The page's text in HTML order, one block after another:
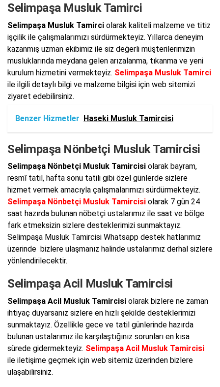
Selimpaşa Musluk Tamirci
Selimpaşa Musluk Tamirci olarak kaliteli malzeme ve titiz
işçilik ile çalışmalarımızı sürdürmekteyiz. Yıllarca deneyim
kazanmış uzman ekibimiz ile siz değerli müşterilerimizin
musluklarında meydana gelen arızalanma, tıkanma ve yeni
kurulum hizmetini vermekteyiz. Selimpaşa Musluk Tamirci
ile ilgili detaylı bilgi ve malzeme bilgisi için web sitemizi
ziyaret edebilirsiniz.
Benzer Hizmetler Haseki Musluk Tamircisi
Selimpaşa Nönbetçi Musluk Tamircisi
Selimpaşa Nönbetçi Musluk Tamircisi olarak bayram,
resmî tatil, hafta sonu tatili gibi özel günlerde sizlere
hizmet vermek amacıyla çalışmalarımızı sürdürmekteyiz.
Selimpaşa Nönbetçi Musluk Tamircisi olarak 7 gün 24
saat hazırda bulunan nöbetçi ustalarımız ile saat ve bölge
fark etmeksizin sizlere desteklerimizi sunmaktayız.
Selimpaşa Musluk Tamircisi Whatsapp destek hatlarımız
üzerinde bizlere ulaşmanız halinde ustalarımız derhal sizlere
yönlendirilecektir.
Selimpaşa Acil Musluk Tamircisi
Selimpaşa Acil Musluk Tamircisi olarak bizlere ne zaman
ihtiyaç duyarsanız sizlere en hızlı şekilde desteklerimizi
sunmaktayız. Özellikle gece ve tatil günlerinde hazırda
bulunan ustalarımız ile karşılaştığınız sorunları en kısa
sürede gidermekteyiz. Selimpaşa Acil Musluk Tamircisi
ile iletişime geçmek için web sitemiz üzerinden bizlere
ulaşabilirsiniz.